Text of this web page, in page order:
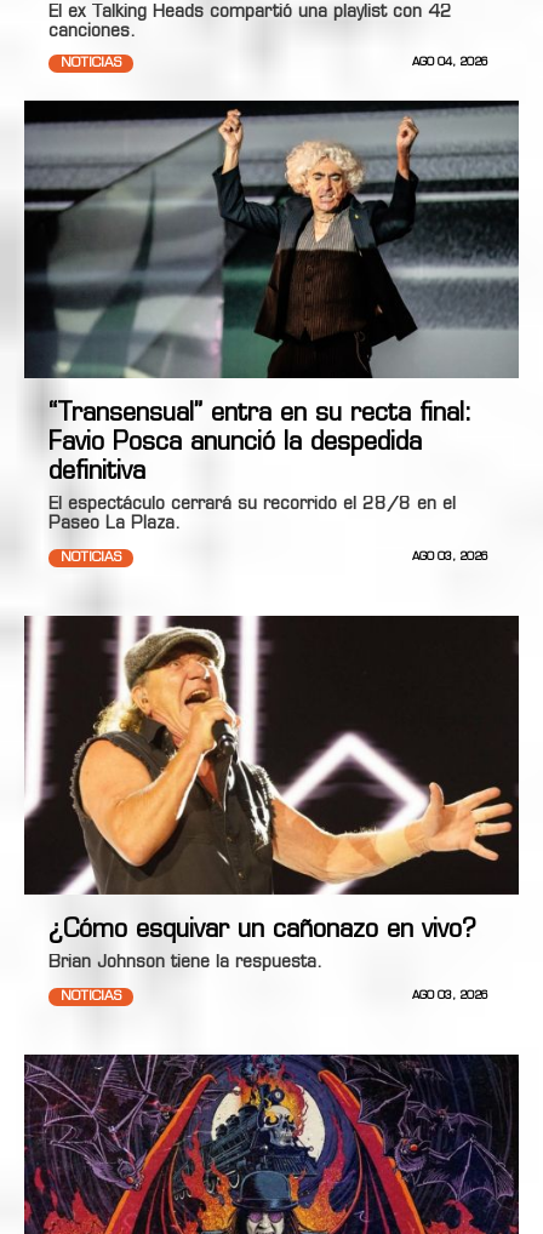
El ex Talking Heads compartió una playlist con 42
canciones.
NOTICIAS AGO 04, 2026
“Transensual” entra en su recta final:
Favio Posca anunció la despedida
definitiva
El espectáculo cerrará su recorrido el 28/8 en el
Paseo La Plaza.
NOTICIAS AGO 03, 2026
¿Cómo esquivar un cañonazo en vivo?
Brian Johnson tiene la respuesta.
NOTICIAS AGO 03, 2026